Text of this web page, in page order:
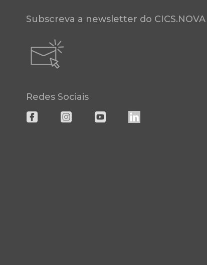
Subscreva a newsletter do CICS.NOVA
Redes Sociais